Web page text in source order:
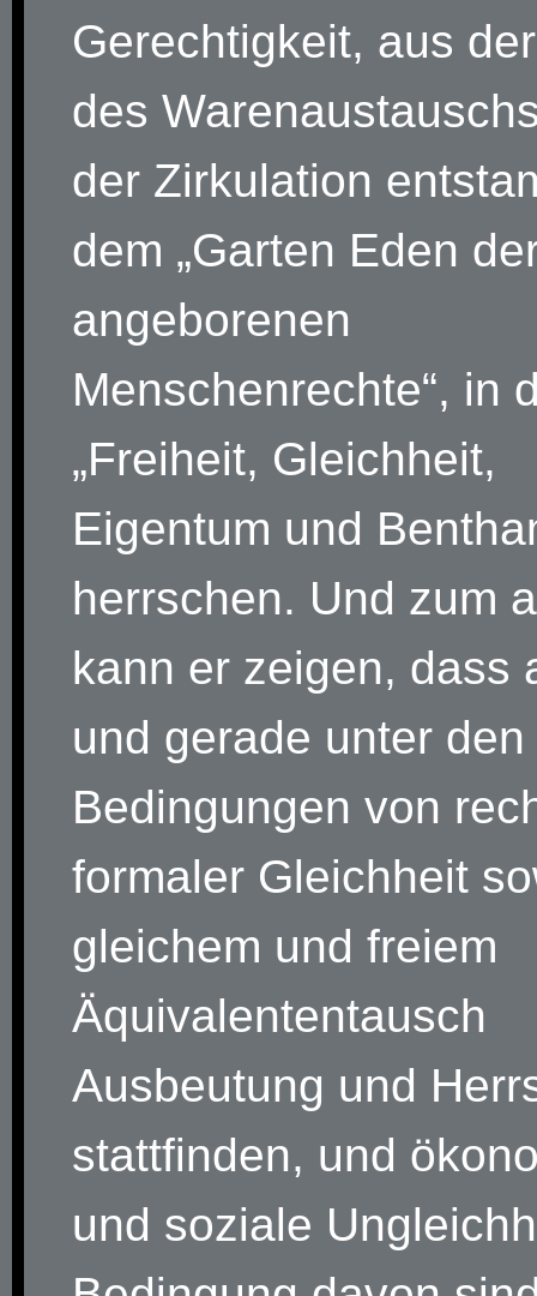
Gerechtigkeit, aus
des
der Zirkulation
dem „Garten Eden
angeborenen
Menschenrechte“, in
„Freiheit, Gleichheit,
Eigentum und
herrschen. Und zum
kann er zeigen, dass
und gerade unter den
Bedingungen von
formaler Gleichheit
gleichem und freiem
Äquivalententausch
Ausbeutung und
stattfinden, und
und soziale